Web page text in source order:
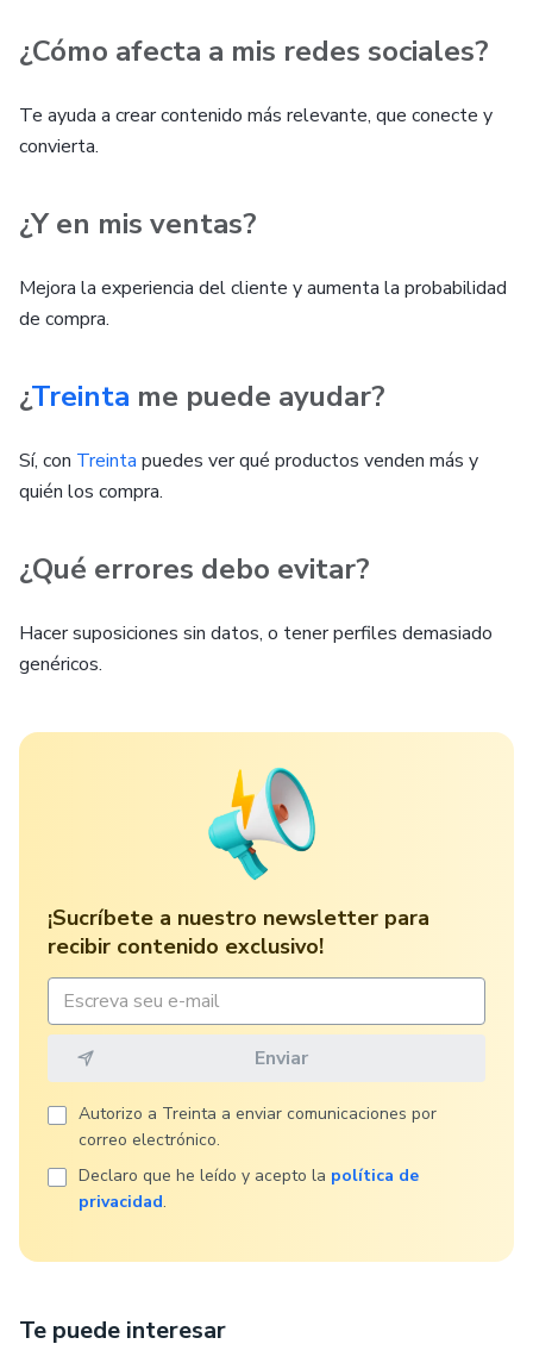
Te puede interesar
¿Cómo afecta a mis redes sociales?
Te ayuda a crear contenido más relevante, que conecte y
convierta.
¿Y en mis ventas?
Mejora la experiencia del cliente y aumenta la probabilidad
de compra.
¿Treinta me puede ayudar?
Sí, con Treinta puedes ver qué productos venden más y
quién los compra.
¿Qué errores debo evitar?
Hacer suposiciones sin datos, o tener perfiles demasiado
genéricos.
¡Sucríbete a nuestro newsletter para
recibir contenido exclusivo!
Autorizo ​​a Treinta a enviar comunicaciones por
correo electrónico.
Declaro que he leído y acepto la política de
privacidad.